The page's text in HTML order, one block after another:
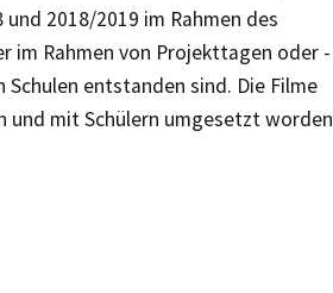
2018/2019 im Rahmen des
im Rahmen von Projekttagen oder -
Schulen entstanden sind. Die Filme
und mit Schülern umgesetzt worden